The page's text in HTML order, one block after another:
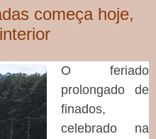
começa hoje,
O feriado
prolongado de
finados,
celebrado na